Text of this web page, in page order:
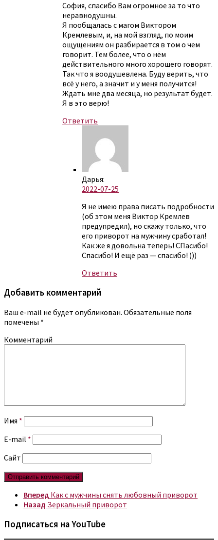
София, спасибо Вам огромное за то что
неравнодушны.
Я пообщалась с магом Виктором
Кремлевым, и, на мой взгляд, по моим
ощущениям он разбирается в том о чем
говорит. Тем более, что о нём
действительного много хорошего говорят.
Так что я воодушевлена. Буду верить, что
всё у него, а значит и у меня получится!
Ждать мне два месяца, но результат будет.
Я в это верю!
Ответить
Дарья:
2022-07-25
Я не имею права писать подробности
(об этом меня Виктор Кремлев
предупредил), но скажу только, что
его приворот на мужчину сработал!
Как же я довольна теперь! СПасибо!
Спасибо! И ещё раз — спасибо! )))
Ответить
Добавить комментарий
Ваш e-mail не будет опубликован. Обязательные поля
помечены *
Комментарий
Имя *
E-mail *
Сайт
Вперед Как с мужчины снять любовный приворот
Назад Зеркальный приворот
Подписаться на YouTube